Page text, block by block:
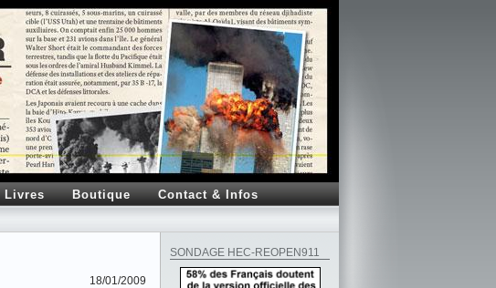
Livres Boutique Contact & Infos
18/01/2009
SONDAGE HEC-REOPEN911